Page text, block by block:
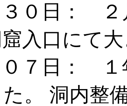
０日： ２
入口にて
７日： １
。 洞内整